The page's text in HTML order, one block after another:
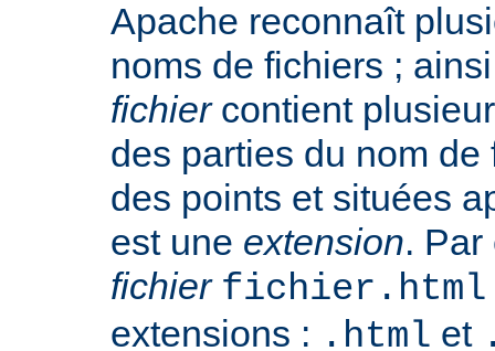
Apache reconnaît
noms de fichiers ;
fichiercontient
des parties du nom
des points et situées
est une extension.
fichier
extensions : .html et